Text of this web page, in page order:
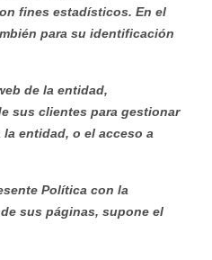
fines estadísticos. En el
para su identificación
de la entidad,
sus clientes para gestionar
entidad, o el acceso a
Política con la
sus páginas, supone el